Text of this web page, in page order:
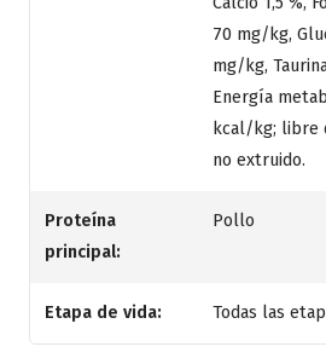
70 mg/kg,
mg/kg,
Energía
kcal/kg; libre
no extruido.
Proteína
principal:
Pollo
Etapa de vida: Todas las